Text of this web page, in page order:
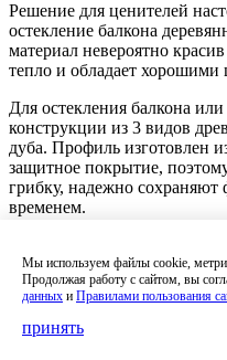
Решение для ценителей
остекление балкона
материал невероятно
тепло и обладает
Для остекления балкона
конструкции из 3 видов
дуба. Профиль изготовлен
защитное покрытие,
грибку, надежно
временем.
Нужен расчёт
Даюсогласие на обработку
Мы используем файлы cookie,
Продолжая работу с сайтом, вы
данных и Правилами пользования
принять